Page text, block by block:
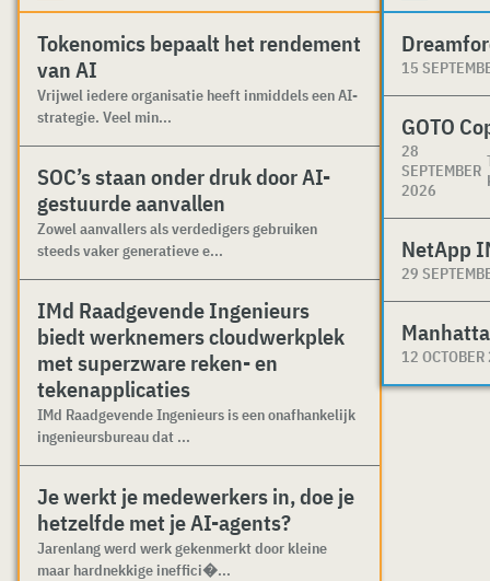
Tokenomics bepaalt het rendement
van AI
Vrijwel iedere organisatie heeft inmiddels een AI-
strategie. Veel min...
SOC’s staan onder druk door AI-
gestuurde aanvallen
Zowel aanvallers als verdedigers gebruiken
steeds vaker generatieve e...
IMd Raadgevende Ingenieurs
biedt werknemers cloudwerkplek
met superzware reken- en
tekenapplicaties
IMd Raadgevende Ingenieurs is een onafhankelijk
ingenieursbureau dat ...
Je werkt je medewerkers in, doe je
hetzelfde met je AI-agents?
Jarenlang werd werk gekenmerkt door kleine
maar hardnekkige ineffici�...
15
GOTO
28
SEPTEMBER
2026
NetApp
29
12